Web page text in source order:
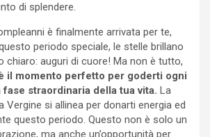
di splendere.
è finalmente arrivata per te,
periodo speciale, le stelle brillano
chiaro: auguri di cuore! Ma non è tutto,
il momento perfetto per goderti ogni
straordinaria della tua vita. La
Vergine si allinea per donarti energia ed
questo periodo. Questo non è solo un